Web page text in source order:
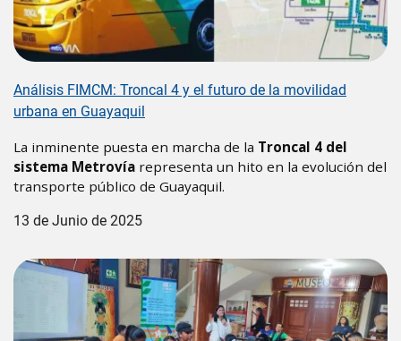
Análisis FIMCM: Troncal 4 y el futuro de la movilidad
urbana en Guayaquil
La inminente puesta en marcha de la Troncal 4 del
sistema Metrovía representa un hito en la evolución del
transporte público de Guayaquil.
13 de Junio de 2025
Image